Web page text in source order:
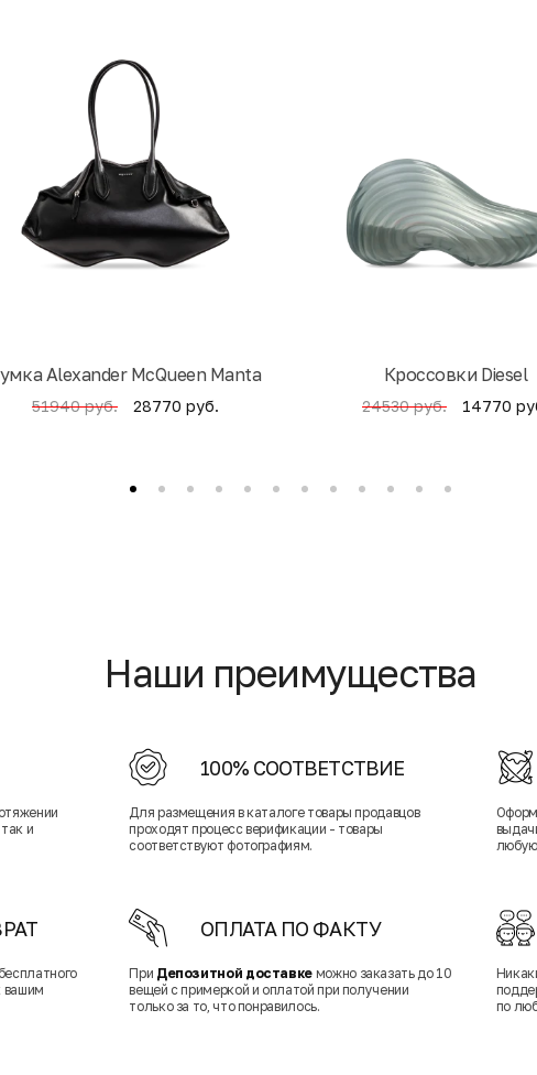
Alexander McQueen Manta
51940 руб. 28770 руб.
Кроссовки Diesel
24530 руб. 14770
Наши преимущества
и
100% СООТВЕТСТВИЕ
Для размещения в каталоге товары продавцов
проходят процесс верификации - товары
соответствуют фотографиям.
вашим
ОПЛАТА ПО ФАКТУ
При Депозитной доставке можно заказать до 10
вещей с примеркой и оплатой при получении
только за то, что понравилось.
по